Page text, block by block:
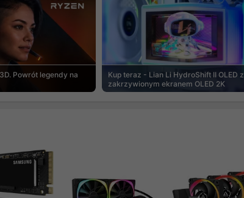
Powrót legendy na
Kup teraz - Lian Li HydroShift II OLED z
zakrzywionym ekranem OLED 2K